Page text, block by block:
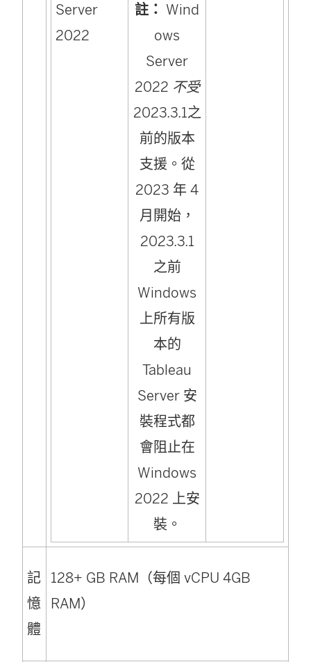
Server
2022
註： Wind
ows
Server
2022 不受
2023.3.1之
前的版本
支援。從
2023 年 4
月開始，
2023.3.1
之前
Windows
上所有版
本的
Tableau
Server 安
裝程式都
會阻止在
Windows
2022 上安
裝。
記
憶
體
128+ GB RAM（每個 vCPU 4GB
RAM）